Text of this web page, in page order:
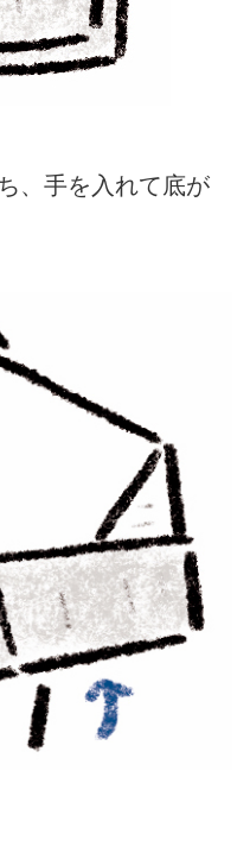
、手を入れて底が